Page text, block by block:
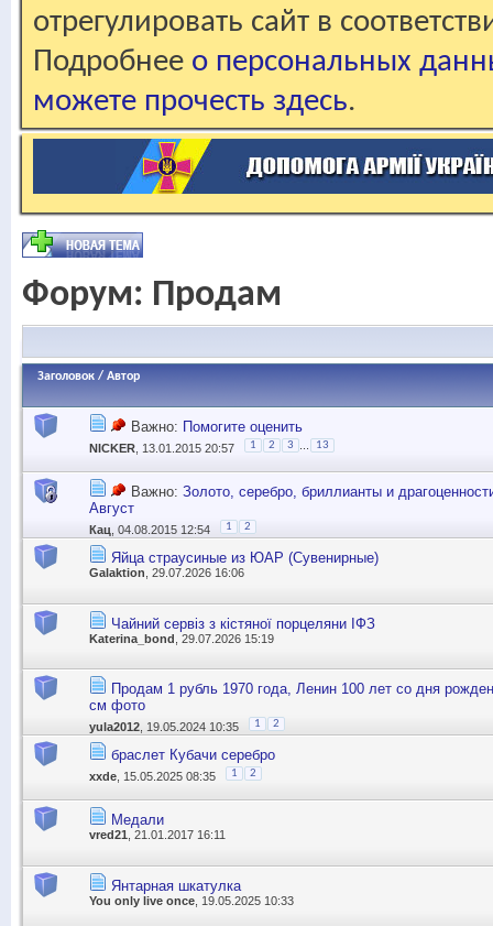
отрегулировать сайт в
Подробнее о персональных
можете прочесть здесь.
Форум: Продам
Заголовок / Автор
Важно: Помогите оценить
NICKER , 13.01.2015 20:57 1 2 3 13
Важно: Золото, серебро, бриллианты и
Август
Кац , 04.08.2015 12:54 1 2
Яйца страусиные из ЮАР (Сувенирные)
Galaktion , 29.07.2026 16:06
Чайний сервіз з кістяної порцеляни ІФЗ
Katerina_bond , 29.07.2026 15:19
Продам 1 рубль 1970 года, Ленин 100 лет со дня
см фото
yula2012 , 19.05.2024 10:35 1 2
браслет Кубачи серебро
xxde , 15.05.2025 08:35 1 2
Медали
vred21 , 21.01.2017 16:11
Янтарная шкатулка
You only live once , 19.05.2025 10:33